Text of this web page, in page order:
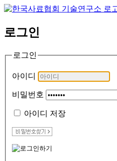
로그인
로그인
아이디
비밀번호
아이디 저장